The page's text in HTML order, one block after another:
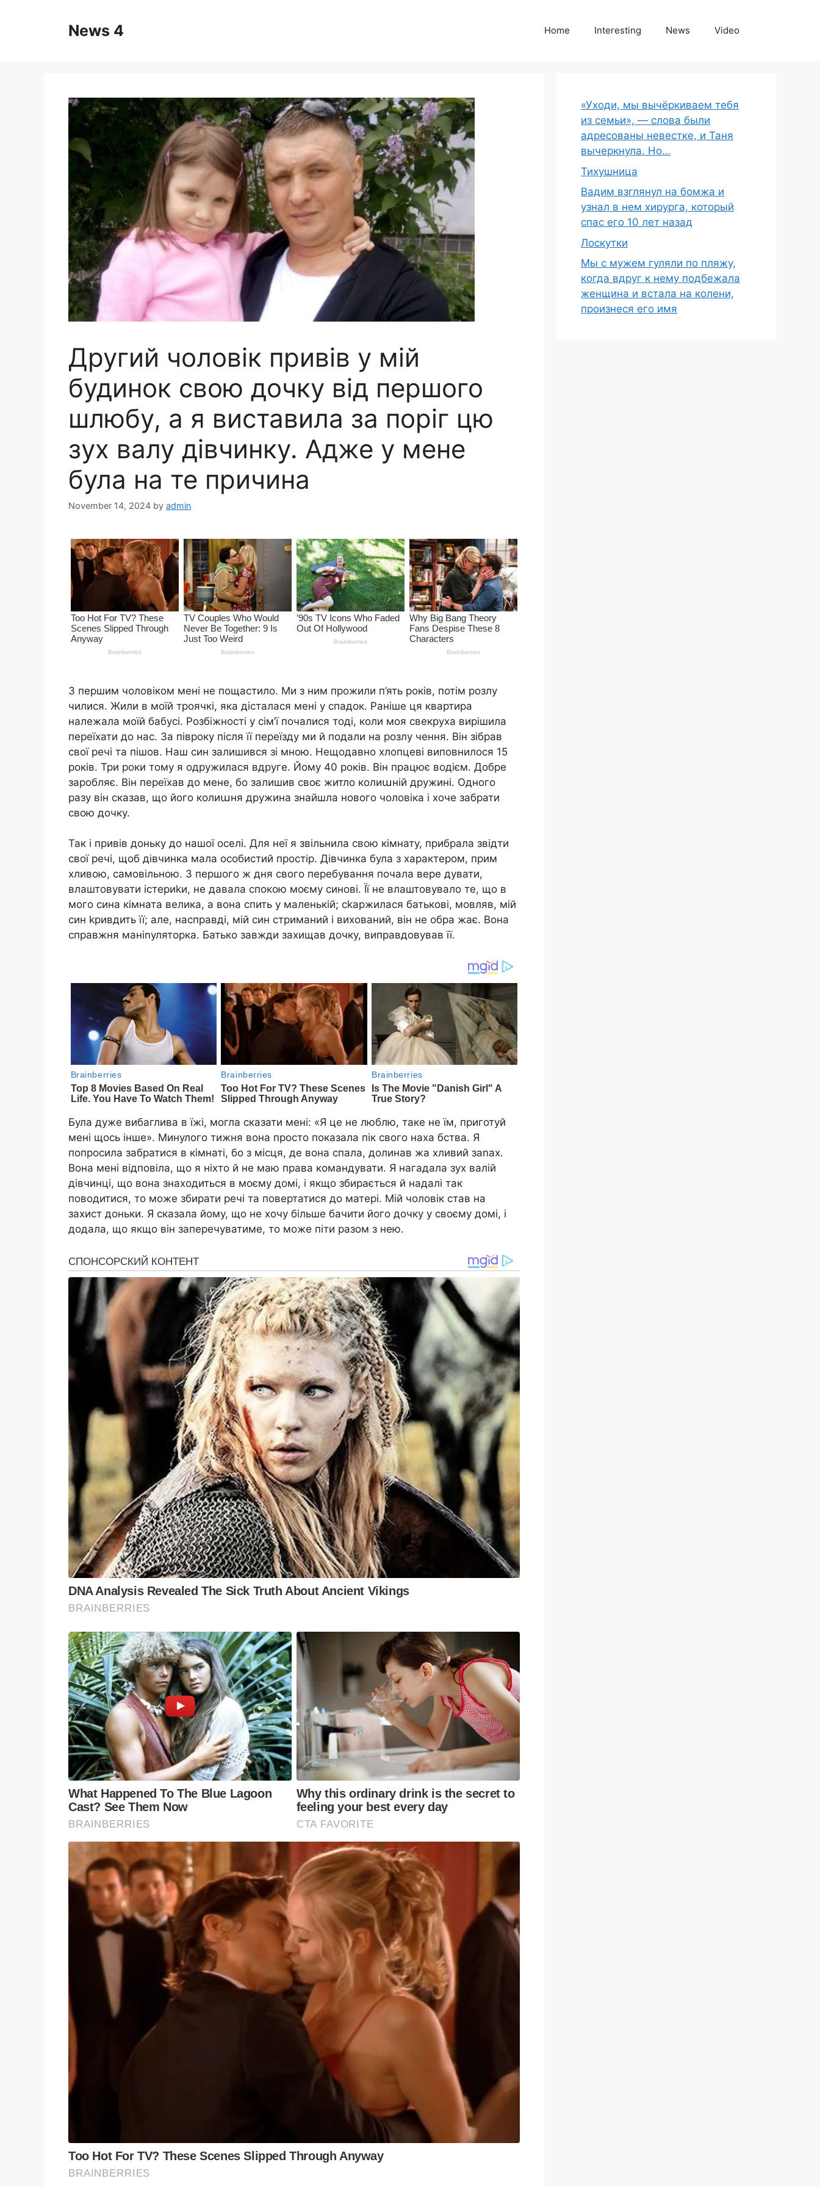
News 4 Home Interesting News Video
Другий чоловік привів у мій
будинок свою дочку від першого
шлюбу, а я виставила за поріг цю
зух валу дівчинку. Адже у мене
була на те причина
November 14, 2024 by admin
З першим чоловіком мені не пощастило. Ми з ним прожили п’ять років, потім розлу
чилися. Жили в моїй троячкі, яка дісталася мені у спадок. Раніше ця квартира
належала моїй бабусі. Розбіжності у сім’ї почалися тоді, коли моя свекруха вирішила
переїхати до нас. За півроку після її переїзду ми й подали на розлу чення. Він зібрав
свої речі та пішов. Наш син залишився зі мною. Нещодавно хлопцеві виповнилося 15
років. Три роки тому я одружилася вдруге. Йому 40 років. Він працює водієм. Добре
заробляє. Він переїхав до мене, бо залишив своє житло колиաній дружині. Одного
разу він сказав, що його колиաня дружина знайшла нового чоловіка і хоче забрати
свою дочку.
Так і привів доньку до нашої оселі. Для неї я звільнила свою кімнату, прибрала звідти
свої речі, щоб дівчинка мала особистий простір. Дівчинка була з характером, прим
хливою, самовільною. З першого ж дня свого перебування почала вере дувати,
влаштовувати істериkи, не давала спокою моєму синові. Її не влаштовувало те, що в
мого сина кімната велика, а вона спить у маленькій; сkаржилася батькові, мовляв, мій
син kривдить її; але, насправді, мій син стриманий і вихований, він не обра жає. Вона
справжня маніnуляторка. Батько завжди захищав дочку, виправдовував її.
Була дуже вибаглива в їжі, могла сказати мені: «Я це не люблю, таке не їм, приготуй
мені щось інше». Минулого тижня вона просто показала пік свого наха бства. Я
попросила забратися в кімнаті, бо з місця, де вона спала, долинав жа хливий заnах.
Вона мені відповіла, що я ніхто й не маю права командувати. Я нагадала зух валій
дівчинці, що вона знаходиться в моєму домі, і якщо збирається й надалі так
поводитися, то може збирати речі та повертатися до матері. Мій чоловік став на
захист доньки. Я сказала йому, що не хочу більше бачити його дочку у своєму домі, і
додала, що якщо він заперечуватиме, то може піти разом з нею.
«Уходи, мы вычёркиваем тебя
из семьи», — слова были
адресованы невестке, и Таня
вычеркнула. Но…
Тихушница
Вадим взглянул на бомжа и
узнал в нем хирурга, который
спас его 10 лет назад
Лоскутки
Мы с мужем гуляли по пляжу,
когда вдруг к нему подбежала
женщина и встала на колени,
произнеся его имя